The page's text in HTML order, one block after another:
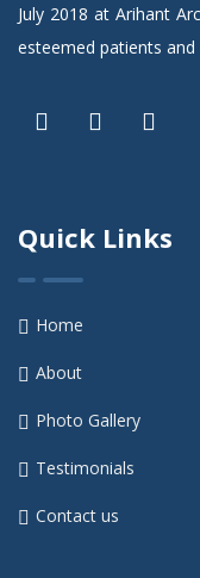
July 2018 at Arihant
esteemed patients and
Quick Links
Home
About
Photo Gallery
Testimonials
Contact us